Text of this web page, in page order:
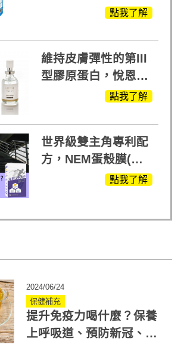
萃取 五色瑪卡點我了解
維持皮膚彈性的第III
型膠原蛋白，悅恩詩
給予寶寶般的肌膚感
點我了解
世界級雙主角專利配
方，NEM蛋殼膜(蛋
白聚醣)+UCll原裝進
點我了解
2024/06/24
保健補充
提升免疫力喝什麼？保養
上呼吸道、預防新冠、喉